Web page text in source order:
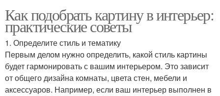
Как подобрать картину в интерьер:
практические советы
1. Определите стиль и тематику
Первым делом нужно определить, какой стиль картины
будет гармонировать с вашим интерьером. Это зависит
от общего дизайна комнаты, цвета стен, мебели и
аксессуаров. Например, если ваш интерьер выполнен в